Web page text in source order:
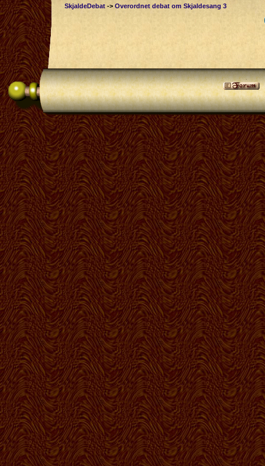
SkjaldeDebat -> Overordnet debat om Skjaldesang 3